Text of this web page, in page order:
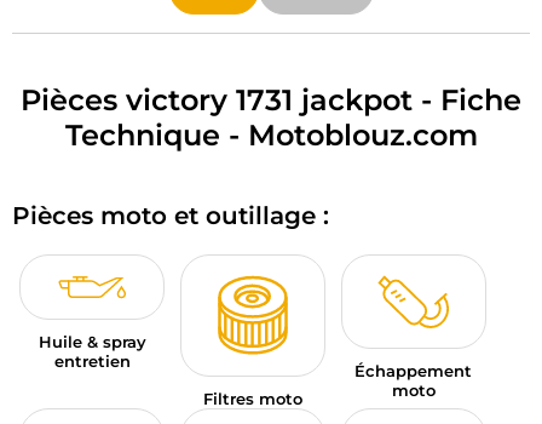
AIRBAG MOTO
PIÈCES MOTO ET OUTILLAGE
ACCESSOIRES MOTO
SPORTSWEAR
BONS PLANS ET PROMO
CARTES CADEAUX
Pièces victory 1731 jackpot - Fiche
Technique - Motoblouz.com
Pièces moto et outillage :
Huile & spray
entretien
Filtres moto
Échappement
moto